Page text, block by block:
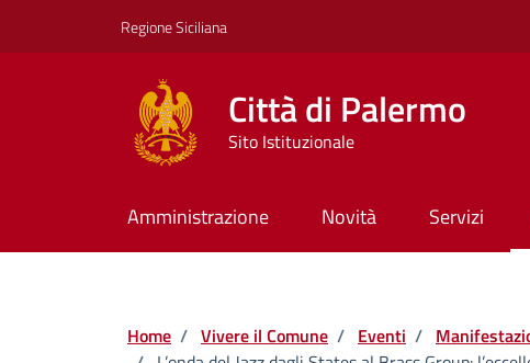
Regione Siciliana
Città di Palermo
Sito Istituzionale
Amministrazione Novità Servizi
Home / Vivere il Comune / Eventi /